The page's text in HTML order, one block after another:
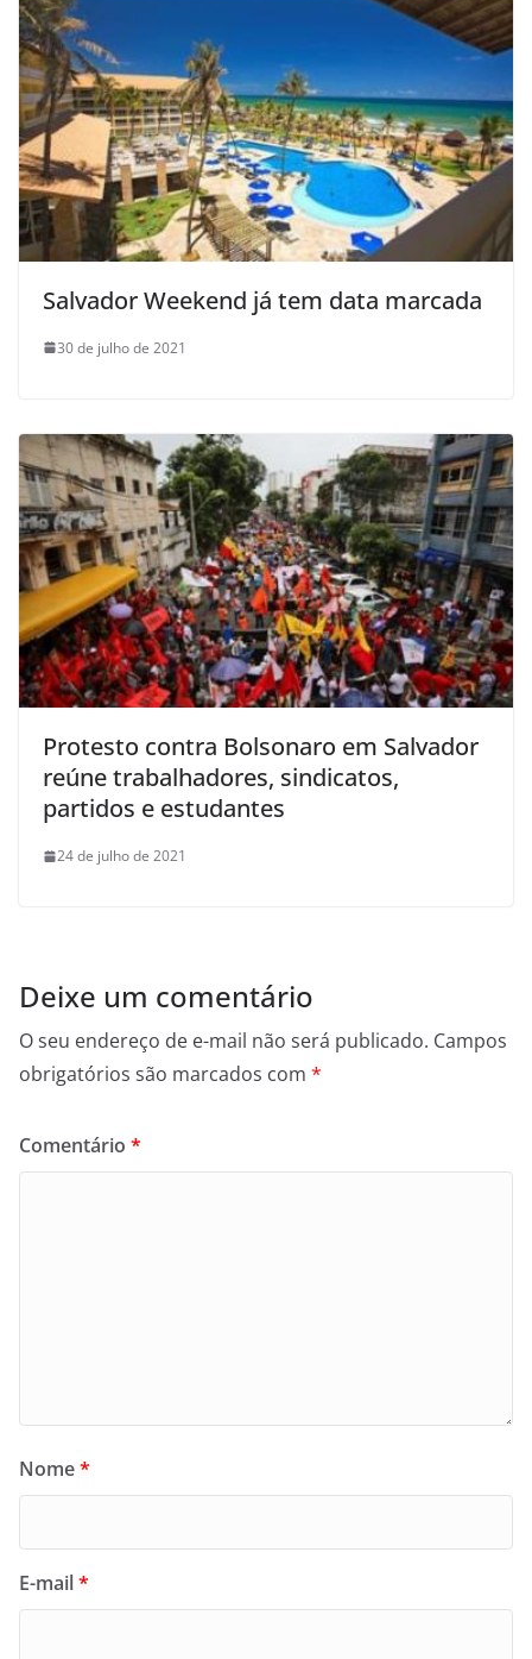
Salvador Weekend já tem data marcada
30 de julho de 2021
Protesto contra Bolsonaro em Salvador
reúne trabalhadores, sindicatos,
partidos e estudantes
24 de julho de 2021
Deixe um comentário
O seu endereço de e-mail não será publicado. Campos
obrigatórios são marcados com *
Comentário *
Nome*
E-mail*